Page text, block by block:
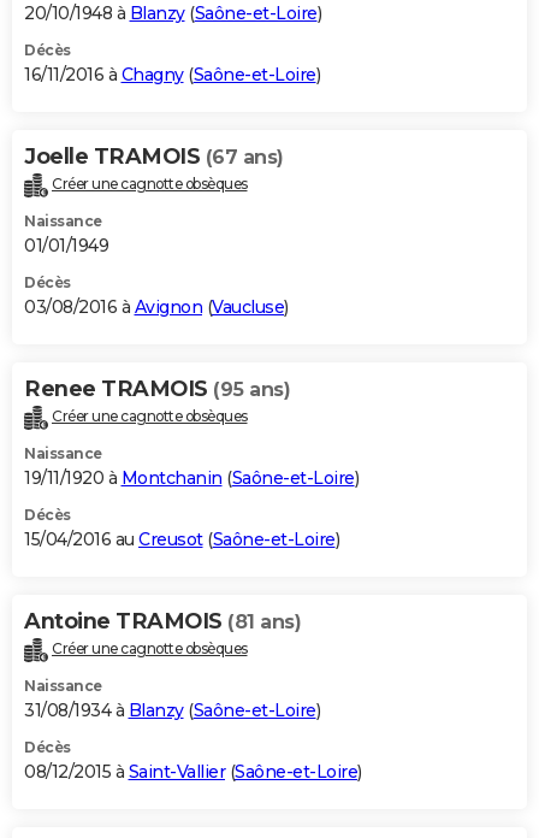
20/10/1948 à Blanzy(Saône-et-Loire)
Décès
16/11/2016 à Chagny(Saône-et-Loire)
Joelle TRAMOIS (67 ans)
Créer une cagnotte obsèques
Naissance
01/01/1949
Décès
03/08/2016 à Avignon (Vaucluse)
Renee TRAMOIS (95 ans)
Créer une cagnotte obsèques
Naissance
19/11/1920 à Montchanin (Saône-et-Loire)
Décès
15/04/2016 au Creusot(Saône-et-Loire)
Antoine TRAMOIS (81 ans)
Créer une cagnotte obsèques
Naissance
31/08/1934 à Blanzy(Saône-et-Loire)
Décès
08/12/2015 à Saint-Vallier(Saône-et-Loire)